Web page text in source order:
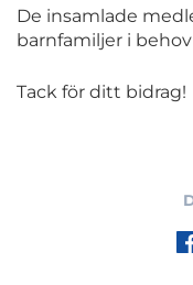
De insamlade
barnfamiljer i
Tack för ditt bidrag!